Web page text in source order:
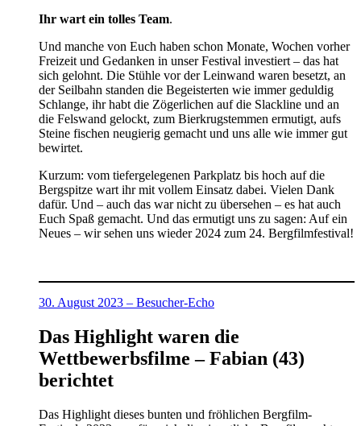
Ihr wart ein tolles Team.
Und manche von Euch haben schon Monate, Wochen vorher
Freizeit und Gedanken in unser Festival investiert – das hat
sich gelohnt. Die Stühle vor der Leinwand waren besetzt, an
der Seilbahn standen die Begeisterten wie immer geduldig
Schlange, ihr habt die Zögerlichen auf die Slackline und an
die Felswand gelockt, zum Bierkrugstemmen ermutigt, aufs
Steine fischen neugierig gemacht und uns alle wie immer gut
bewirtet.
Kurzum: vom tiefergelegenen Parkplatz bis hoch auf die
Bergspitze wart ihr mit vollem Einsatz dabei. Vielen Dank
dafür. Und – auch das war nicht zu übersehen – es hat auch
Euch Spaß gemacht. Und das ermutigt uns zu sagen: Auf ein
Neues – wir sehen uns wieder 2024 zum 24. Bergfilmfestival!
30. August 2023 – Besucher-Echo
Das Highlight waren die
Wettbewerbsfilme – Fabian (43)
berichtet
Das Highlight dieses bunten und fröhlichen Bergfilm-